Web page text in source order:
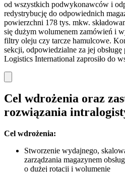
od wszystkich podwykonawców i
redystrybucję do odpowiednich
powierzchni 178 tys. mkw.
się dużym wolumenem zamówień i
filtry oleju czy tarcze hamulcowe.
sekcji, odpowiedzialne za jej
Logistics International zaprosiło do
Cel wdrożenia oraz
rozwiązania
Cel wdrożenia:
Stworzenie wydajnego,
zarządzania magazynem
o dużej rotacji i wolumenie